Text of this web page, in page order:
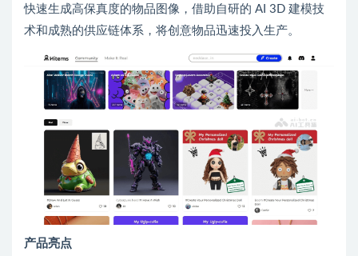
快速生成高保真度的物品图像，借助自研的 AI 3D 建模技
术和成熟的供应链体系，将创意物品迅速投入生产。
产品亮点